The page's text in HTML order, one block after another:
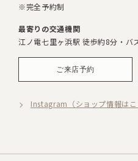
※完全予約制
最寄りの交通機関
江ノ電七里ヶ浜駅 徒歩約8分・バ
ご来店予約
Instagram（ショップ情報はこ